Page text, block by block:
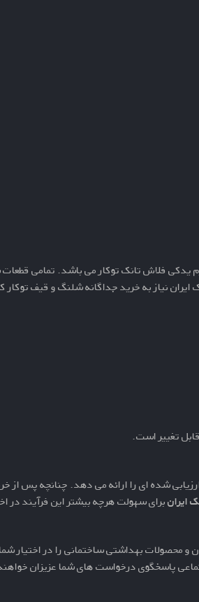
یدکی فلاش تانک توکار می باشد. تمامی قطعات
نیاز به خرید جداگانهشلنگ و قیف توکار
شده ای را ارائه می دهد. چنانچه پس از
ایرانبرای سهولت هرچه بیشتر این فرآیند در
بهداشتی ساختمانی را در اختیار
پاسخگوی درخواست های شما عزیزان